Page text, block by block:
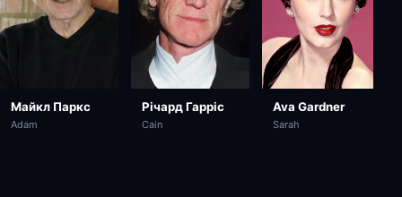
Майкл Паркс
Adam
Річард Гарріс
Cain
Ava Gardner
Sarah